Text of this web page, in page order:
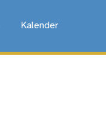
Kalender